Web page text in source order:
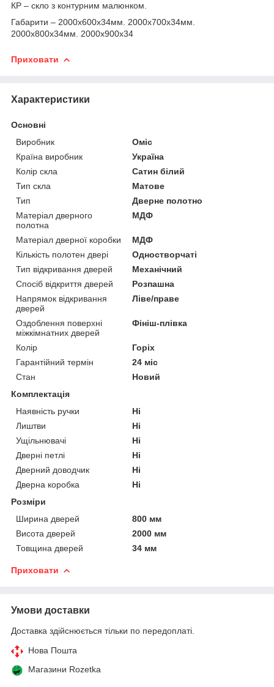
КР – скло з контурним малюнком.
Габарити – 2000х600х34мм. 2000х700х34мм.
2000х800х34мм. 2000х900х34
Приховати
Характеристики
Основні
Виробник
Оміс
Країна виробник
Україна
Колір скла
Сатин білий
Тип скла
Матове
Тип
Дверне полотно
Матеріал дверного
полотна
МДФ
Матеріал дверної коробки
МДФ
Кількість полотен двері
Одностворчаті
Тип відкривання дверей
Механічний
Спосіб відкриття дверей
Розпашна
Напрямок відкривання
дверей
Ліве/праве
Оздоблення поверхні
міжкімнатних дверей
Фініш-плівка
Колір
Горіх
Гарантійний термін
24 міс
Стан
Новий
Комплектація
Наявність ручки
Ні
Лиштви
Ні
Ущільнювачі
Ні
Дверні петлі
Ні
Дверний доводчик
Ні
Дверна коробка
Ні
Розміри
Ширина дверей
800 мм
Висота дверей
2000 мм
Товщина дверей
34 мм
Приховати
Умови доставки
Доставка здійснюється тільки по передоплаті.
Нова Пошта
Магазини Rozetka